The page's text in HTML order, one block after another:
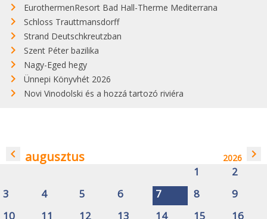
EurothermenResort Bad Hall-Therme Mediterrana
Schloss Trauttmansdorff
Strand Deutschkreutzban
Szent Péter bazilika
Nagy-Eged hegy
Ünnepi Könyvhét 2026
Novi Vinodolski és a hozzá tartozó riviéra
navigate_before augusztus 2026 navigate_next
1
2
3
4 5 6 7 8
9
10
11 12 13 14 15
16